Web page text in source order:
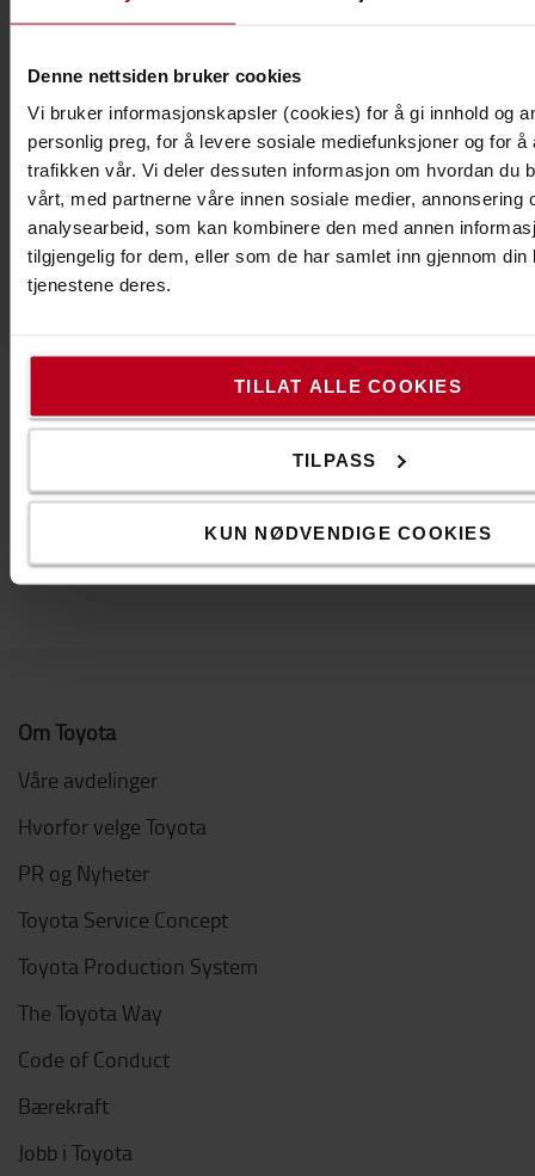
Denne nettsiden bruker cookies
Vi bruker informasjonskapsler (cookies) for å gi innhold og
personlig preg, for å levere sosiale mediefunksjoner og for å
trafikken vår. Vi deler dessuten informasjon om hvordan du
vårt, med partnerne våre innen sosiale medier, annonsering
analysearbeid, som kan kombinere den med annen
tilgjengelig for dem, eller som de har samlet inn gjennom din
tjenestene deres.
TILLAT ALLE COOKIES
TILPASS
KUN NØDVENDIGE COOKIES
Vær synlig og forbedre sikkerheten med våre løsninger
innen belysning.
Se vårt utvalg innen belysning
Kontakt oss
Om Toyota
Våre avdelinger
Hvorfor velge Toyota
PR og Nyheter
Toyota Service Concept
Toyota Production System
The Toyota Way
Code of Conduct
Bærekraft
Jobb i Toyota